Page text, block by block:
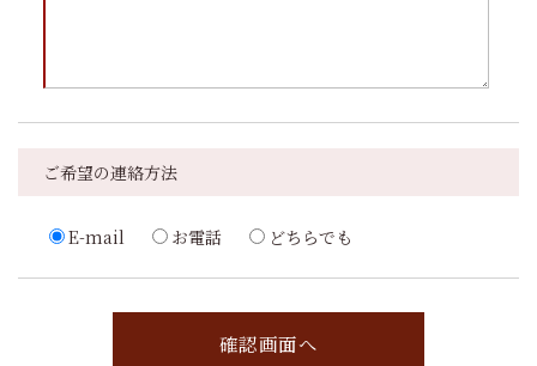
ご希望の連絡方法
E-mail お電話 どちらでも